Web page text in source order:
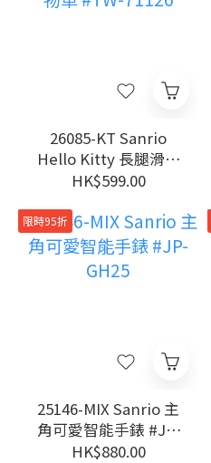
26085-KT Sanrio
Hello Kitty 長腿滑輪
購物車 #TW-71126
HK$599.00
限時95折
25146-MIX Sanrio 主
角可愛智能手錶 #JP-
GH25
HK$880.00